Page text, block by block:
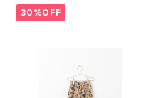
30%OFF